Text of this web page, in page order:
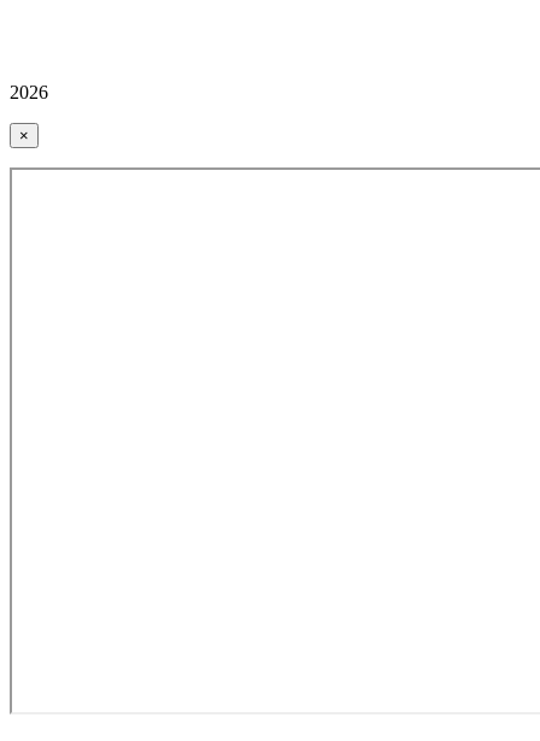
2026
×